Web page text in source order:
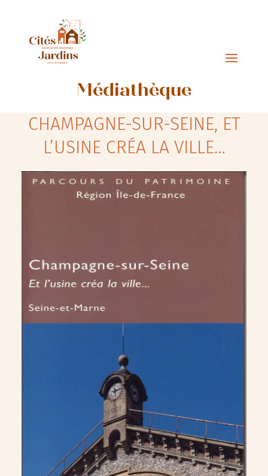
Médiathèque
CHAMPAGNE-SUR-SEINE, ET
L’USINE CRÉA LA VILLE…